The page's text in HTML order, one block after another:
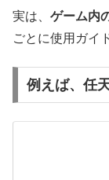
実は、 ゲーム内
ごとに使用ガイ
例えば、任